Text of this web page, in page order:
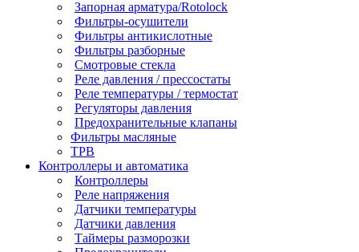
Запорная арматура/Rotolock
Фильтры-осушители
Фильтры антикислотные
Фильтры разборные
Смотровые стекла
Реле давления / прессостаты
Реле температуры / термостат
Регуляторы давления
Предохранительные клапаны
Фильтры масляные
ТРВ
Контроллеры и автоматика
Контроллеры
Реле напряжения
Датчики температуры
Датчики давления
Таймеры разморозки